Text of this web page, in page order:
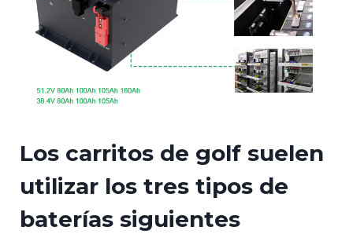
Los carritos de golf suelen
utilizar los tres tipos de
baterías siguientes